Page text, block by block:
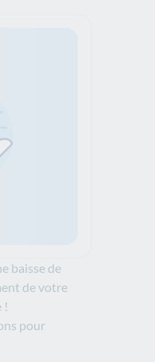
baisse de
de votre
!
pour